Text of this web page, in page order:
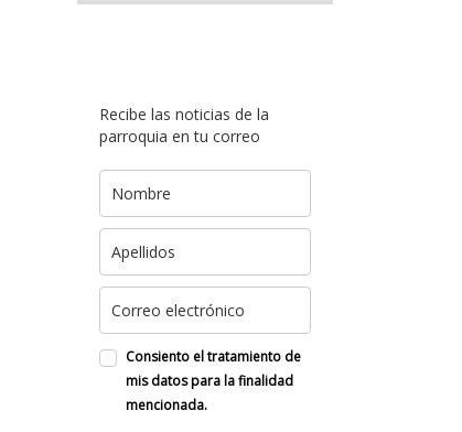
Recibe las noticias de la
parroquia en tu correo
Consiento el tratamiento de
mis datos para la finalidad
mencionada.